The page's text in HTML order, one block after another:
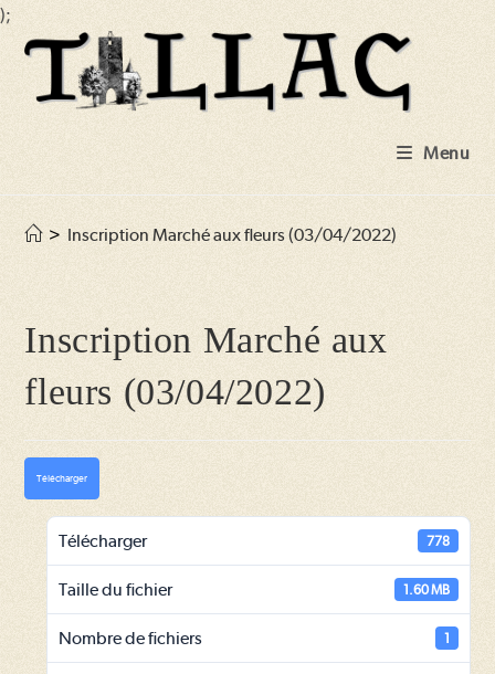
);
Skip
content
Menu
> Inscription Marché aux fleurs (03/04/2022)
Inscription Marché aux
fleurs (03/04/2022)
Télécharger
Télécharger 778
Taille du fichier 1.60 MB
Nombre de fichiers 1